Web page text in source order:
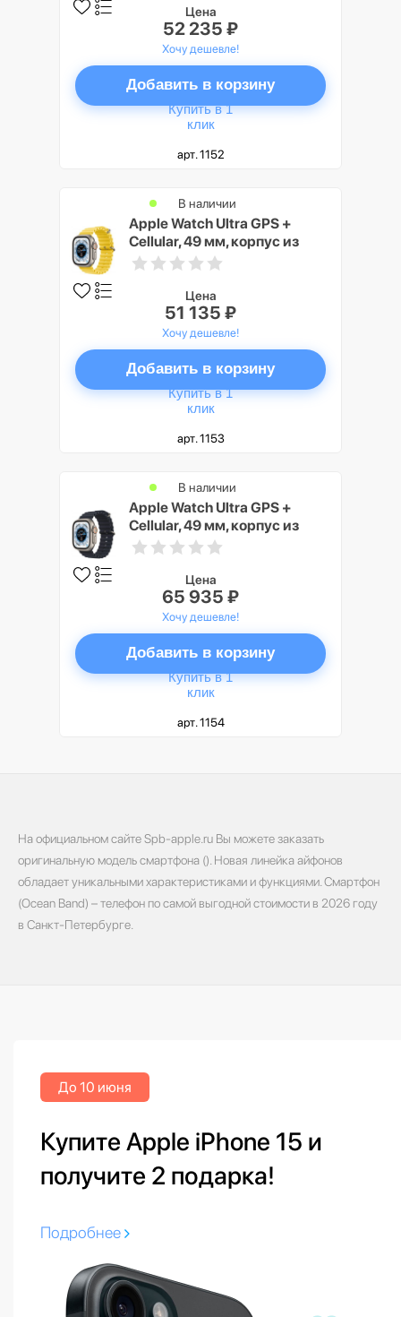
Цена
52 235 ₽
Хочу дешевле!
Добавить в корзину
Купить в 1
клик
арт. 1152
Apple Watch Ultra GPS +
Cellular, 49 мм, корпус из
титана, ремешок Ocean
В наличии
Цена
51 135 ₽
Хочу дешевле!
Добавить в корзину
Купить в 1
клик
арт. 1153
Apple Watch Ultra GPS +
Cellular, 49 мм, корпус из
титана, ремешок Ocean цвета
В наличии
Цена
65 935 ₽
Хочу дешевле!
Добавить в корзину
Купить в 1
клик
арт. 1154
На официальном сайте Spb-apple.ru Вы можете заказать
оригинальную модель смартфона (). Новая линейка айфонов
обладает уникальными характеристиками и функциями. Смартфон
(Ocean Band) – телефон по самой выгодной стоимости в 2026 году
в Санкт-Петербурге.
До 10 июня
Купите Apple iPhone 15 и
получите 2 подарка!
Подробнее